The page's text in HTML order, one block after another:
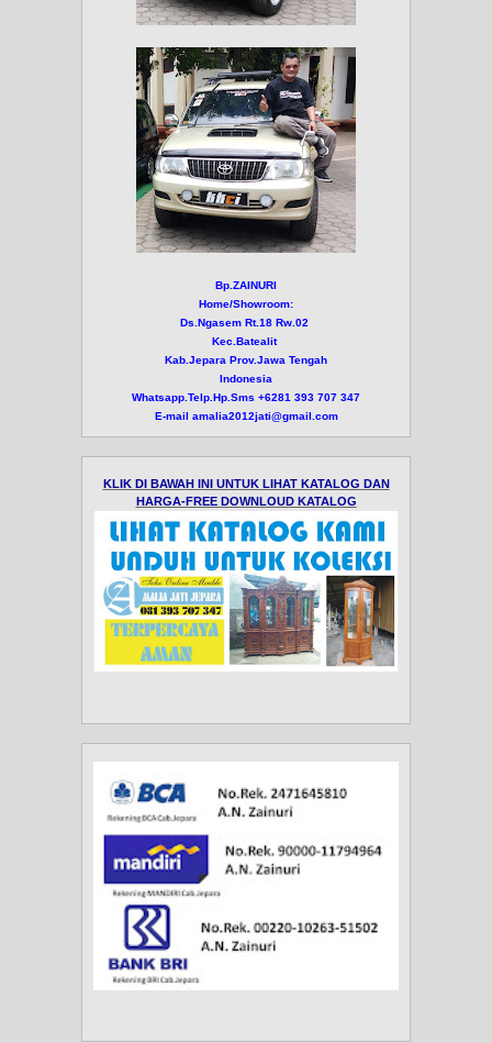
Bp.ZAINURI
Home/Showroom:
Ds.Ngasem Rt.18 Rw.02
Kec.Batealit
Kab.Jepara Prov.Jawa Tengah
Indonesia
Whatsapp.Telp.Hp.Sms +6281 393 707 347
E-mail amalia2012jati@gmail.com
KLIK DI BAWAH INI UNTUK LIHAT KATALOG DAN
HARGA-FREE DOWNLOUD KATALOG